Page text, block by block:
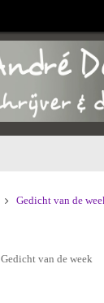
Gedicht van de
Gedicht van de week